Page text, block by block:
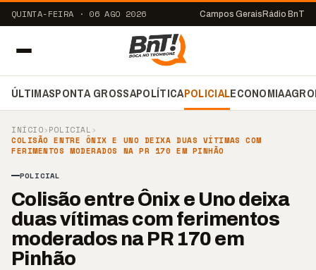
QUINTA-FEIRA · 06 AGO 2026 Campos Gerais Rádio BnT
ÚLTIMASPONTA GROSSAPOLÍTICAPOLICIALECONOMIA
INÍCIO›POLICIAL ›
COLISÃO ENTRE ÔNIX E UNO DEIXA DUAS VÍTIMAS COM
FERIMENTOS MODERADOS NA PR 170 EM PINHÃO
POLICIAL
Colisão entre Ônix e Uno deixa
duas vítimas com ferimentos
moderados na PR 170 em
Pinhão